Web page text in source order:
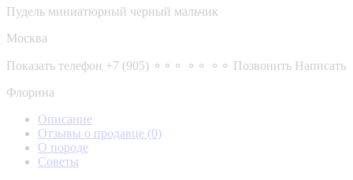
Пудель миниатюрный черный мальчик
Москва
Показать телефон +7 (905) ⚬⚬⚬ ⚬⚬ ⚬⚬ Позвонить Написать
Флорина
Описание
Отзывы о продавце (0)
О породе
Советы